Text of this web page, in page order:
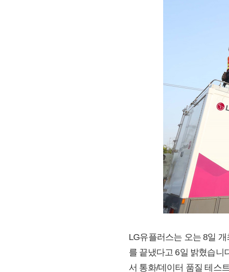
LG유플러스는 오는 8일
를 끝냈다고 6일 밝혔습니
서 통화/데이터 품질 테스